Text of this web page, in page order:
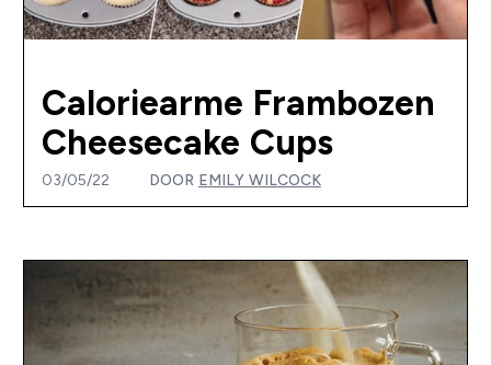
Caloriearme Frambozen
Cheesecake Cups
03/05/22 DOOR EMILY WILCOCK